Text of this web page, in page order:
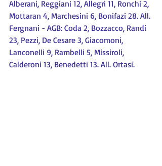
Alberani, Reggiani 12, Allegri 11, Ronchi 2,
Mottaran 4, Marchesini 6, Bonifazi 28. All.
Fergnani - AGB: Coda 2, Bozzacco, Randi
23, Pezzi, De Cesare 3, Giacomoni,
Lanconelli 9, Rambelli 5, Missiroli,
Calderoni 13, Benedetti 13. All. Ortasi.